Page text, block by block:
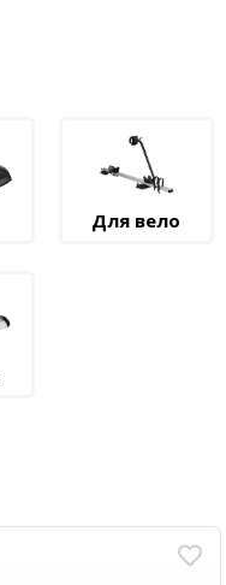
Для вело